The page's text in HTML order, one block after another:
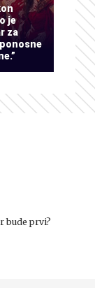
je
za
bude prvi?